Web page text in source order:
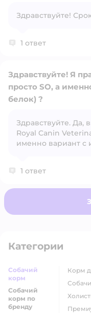
Здравствуйте!
1 ответ
Здравствуйте! Я
просто SO, а
белок) ?
Здравствуйте. Да,
Royal Canin
именно вариант с
1 ответ
Категории
Собачий
корм
Собачий
корм по
бренду
корм